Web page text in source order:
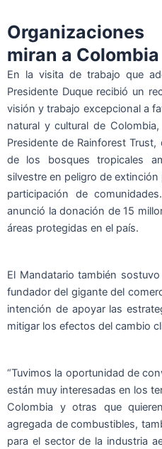
miran a Colombia
En la visita de trabajo que
Presidente Duque recibió un
visión y trabajo excepcional a
natural y cultural de
Presidente de Rainforest
de los bosques tropicales
silvestre en peligro de
participación de
anunció la donación de 15
áreas protegidas en el país.
El Mandatario también
fundador del gigante del
intención de apoyar las
mitigar los efectos del cambio
“Tuvimos la oportunidad de
están muy interesadas en los
Colombia y otras que
agregada de combustibles,
para el sector de la industria